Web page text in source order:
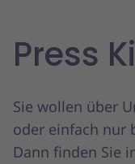
Press
Sie wollen über
oder einfach nur
Dann finden Sie